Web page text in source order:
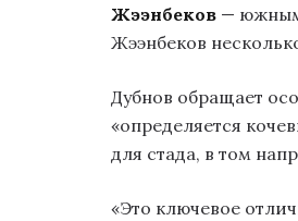
Жээнбеков —
Жээнбеков
Дубнов обращает
«определяется
для стада, в том
«Это ключевое